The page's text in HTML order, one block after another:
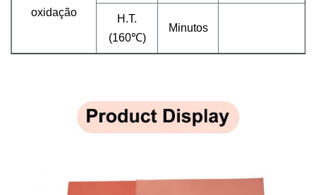
oxidação
H.T.
(160℃)
Minutos